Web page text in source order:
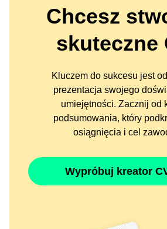
Chcesz
skuteczne
Kluczem do sukcesu jest
prezentacja swojego
umiejętności. Zacznij od
podsumowania, który
osiągnięcia i cel
Wypróbuj kreator